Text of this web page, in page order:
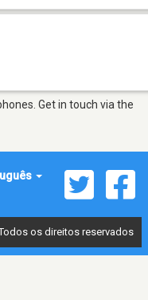
Get in touch via the
os direitos reservados